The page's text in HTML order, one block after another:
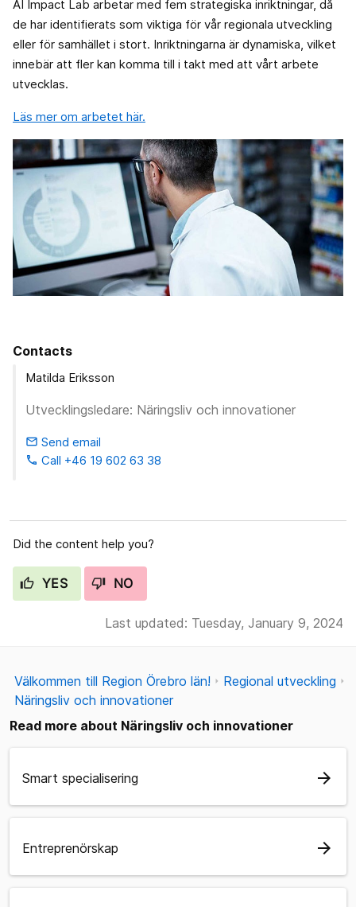
AI Impact Lab arbetar med fem strategiska inriktningar, då
de har identifierats som viktiga för vår regionala utveckling
eller för samhället i stort. Inriktningarna är dynamiska, vilket
innebär att fler kan komma till i takt med att vårt arbete
utvecklas.
Läs mer om arbetet här.
Contacts
Matilda Eriksson
Utvecklingsledare: Näringsliv och innovationer
email Send email
phone Call +46 19 602 63 38
Did the content help you?
YES NO
Last updated: Tuesday, January 9, 2024
Välkommen till Region Örebro län!
Regional utveckling
Näringsliv och innovationer
Read more about Näringsliv och innovationer
Smart specialisering arrow_forward
Entreprenörskap arrow_forward